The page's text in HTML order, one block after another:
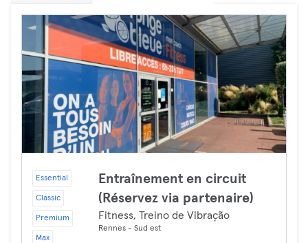
Essential
Classic
Premium
Max
Entraînement en circuit
(Réservez via partenaire)
Fitness, Treino de Vibração
Rennes - Sud est